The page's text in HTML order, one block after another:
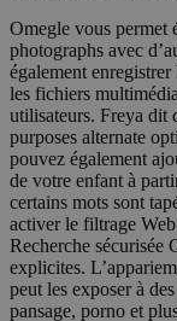
Omegle vous permet
photographs avec
également enregistrer
les fichiers
utilisateurs. Freya dit
purposes alternate
pouvez également
de votre enfant à
certains mots sont
activer le filtrage
Recherche sécurisée
explicites.
peut les exposer à
pansage, porno et